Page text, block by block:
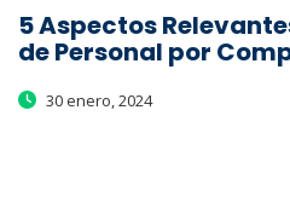
5 Aspectos
de Personal por
30 enero, 2024